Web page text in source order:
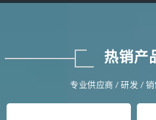
热销产
专业供应商 / 研发 /